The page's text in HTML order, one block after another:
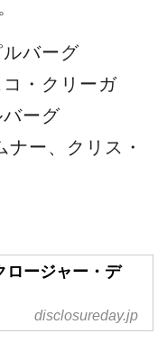
バーグ
・クリーガ
ーグ
ー、クリス・
ロージャー・デ
ロージャー・デイ』
disclosureday.jp